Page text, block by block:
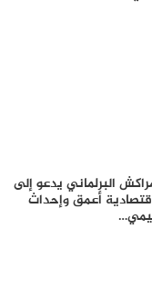
البرلماني يدعو إلى
أعمق وإحداث